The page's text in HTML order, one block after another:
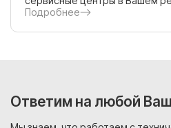
Подробнее
Ответим на любой